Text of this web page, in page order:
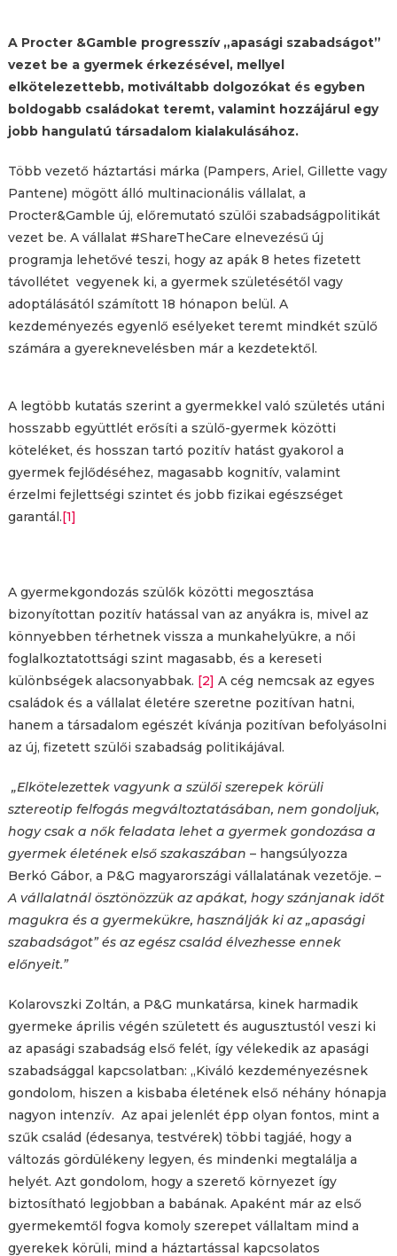
A Procter &Gamble progresszív „apasági szabadságot”
vezet be a gyermek érkezésével, mellyel
elkötelezettebb, motiváltabb dolgozókat és egyben
boldogabb családokat teremt, valamint hozzájárul egy
jobb hangulatú társadalom kialakulásához.
Több vezető háztartási márka (Pampers, Ariel, Gillette vagy
Pantene) mögött álló multinacionális vállalat, a
Procter&Gamble új, előremutató szülői szabadságpolitikát
vezet be. A vállalat #ShareTheCare elnevezésű új
programja lehetővé teszi, hogy az apák 8 hetes fizetett
távollétet vegyenek ki, a gyermek születésétől vagy
adoptálásától számított 18 hónapon belül. A
kezdeményezés egyenlő esélyeket teremt mindkét szülő
számára a gyereknevelésben már a kezdetektől.
A legtöbb kutatás szerint a gyermekkel való születés utáni
hosszabb együttlét erősíti a szülő-gyermek közötti
köteléket, és hosszan tartó pozitív hatást gyakorol a
gyermek fejlődéséhez, magasabb kognitív, valamint
érzelmi fejlettségi szintet és jobb fizikai egészséget
garantál.[1]
A gyermekgondozás szülők közötti megosztása
bizonyítottan pozitív hatással van az anyákra is, mivel az
könnyebben térhetnek vissza a munkahelyükre, a női
foglalkoztatottsági szint magasabb, és a kereseti
különbségek alacsonyabbak. [2] A cég nemcsak az egyes
családok és a vállalat életére szeretne pozitívan hatni,
hanem a társadalom egészét kívánja pozitívan befolyásolni
az új, fizetett szülői szabadság politikájával.
„Elkötelezettek vagyunk a szülői szerepek körüli
sztereotip felfogás megváltoztatásában, nem gondoljuk,
hogy csak a nők feladata lehet a gyermek gondozása a
gyermek életének első szakaszában – hangsúlyozza
Berkó Gábor, a P&G magyarországi vállalatának vezetője. –
A vállalatnál ösztönözzük az apákat, hogy szánjanak időt
magukra és a gyermekükre, használják ki az „apasági
szabadságot” és az egész család élvezhesse ennek
előnyeit.”
Kolarovszki Zoltán, a P&G munkatársa, kinek harmadik
gyermeke április végén született és augusztustól veszi ki
az apasági szabadság első felét, így vélekedik az apasági
szabadsággal kapcsolatban: „Kiváló kezdeményezésnek
gondolom, hiszen a kisbaba életének első néhány hónapja
nagyon intenzív. Az apai jelenlét épp olyan fontos, mint a
szűk család (édesanya, testvérek) többi tagjáé, hogy a
változás gördülékeny legyen, és mindenki megtalálja a
helyét. Azt gondolom, hogy a szerető környezet így
biztosítható legjobban a babának. Apaként már az első
gyermekemtől fogva komoly szerepet vállaltam mind a
gyerekek körüli, mind a háztartással kapcsolatos